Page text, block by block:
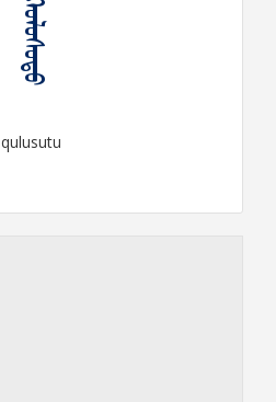
ᠬᠤᠯᠤᠰᠤᠲᠤ
qulusutu